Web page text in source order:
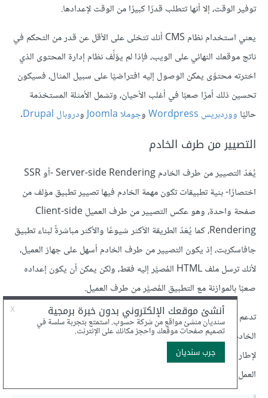
توفير الوقت، إلا أنها تتطلب قدرًا كبيرًا من الوقت لإعدادها.
يعني استخدام نظام CMS أنك تتخلى على الأقل عن قدر من التحكم في
ناتج موقعك النهائي على الويب، فإذا لم يؤلِّف نظام إدارة المحتوى الذي
اخترته محتوًى يمكن الوصول إليه افتراضيًا على سبيل المثال، فسيكون
تحسين ذلك أمرًا صعبًا في أغلب الأحيان، وتشمل الأمثلة المستخدَمة
حاليًا ووردبريس Wordpress وجوملا Joomla ودروبال Drupal .
التصيير من طرف الخادم
يُعَدّ التصيير من طرف الخادم Server-side Rendering -أو SSR
اختصارًا- بنية تطبيقات تكون مهمة الخادم فيها تصيير تطبيق مؤلف من
صفحة واحدة، وهو عكس التصيير من طرف العميل Client-side
Rendering، كما يُعَدّ الطريقة الأكثر شيوعًا والأكثر مباشرةً لبناء تطبيق
جافاسكربت، إذ يكون التصيير من طرف الخادم أسهل على جهاز العميل،
لأنك ترسل ملف HTML المُصيَّر إليه فقط، ولكن يمكن أن يكون إعداده
صعبًا بالموازنة مع التطبيق المُصيَّر من طرف العميل.
تدعم جميع أطر العمل التي ذكرهانا في هذا المقال التصيير من طرف
الخادم والتصيير من طرف العميل، كما يمكنك الاطلاع على
لإطار العمل React و
Nuxt.js
العمل Ember و